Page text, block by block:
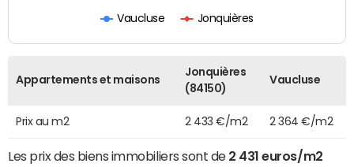
Vaucluse Jonquières
Appartements et maisons
Jonquières
(84150)
Vaucluse
Prix au m2 2 433 €/m2 2 364 €/m2
Les prix des biens immobiliers sont de 2 431 euros/m2